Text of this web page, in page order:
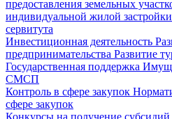
предоставления земельных
индивидуальной жилой застройки
сервитута
Инвестиционная деятельность
предпринимательства Развитие
Государственная поддержка
СМСП
Контроль в сфере закупок
сфере закупок
Конкурсы на получение